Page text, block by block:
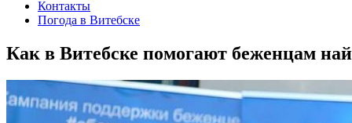
Контакты
Погода в Витебске
Как в Витебске помогают беженцам